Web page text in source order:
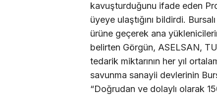
kavuşturduğunu ifade eden
üyeye ulaştığını bildirdi.
ürüne geçerek ana
belirten Görgün, ASELSAN,
tedarik miktarının her yıl
savunma sanayii devlerinin
“Doğrudan ve dolaylı olarak